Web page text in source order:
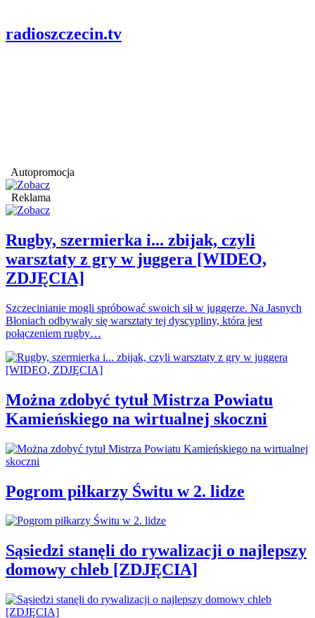
radioszczecin.tv
Autopromocja
Reklama
Rugby, szermierka i... zbijak, czyli
warsztaty z gry w juggera [WIDEO,
ZDJĘCIA]
Szczecinianie mogli spróbować swoich sił w juggerze. Na Jasnych
Błoniach odbywały się warsztaty tej dyscypliny, która jest
połączeniem rugby…
Można zdobyć tytuł Mistrza Powiatu
Kamieńskiego na wirtualnej skoczni
Pogrom piłkarzy Świtu w 2. lidze
Sąsiedzi stanęli do rywalizacji o najlepszy
domowy chleb [ZDJĘCIA]